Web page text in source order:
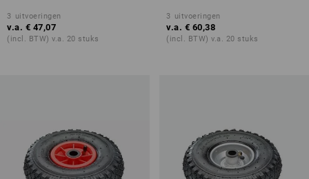
3 uitvoeringen
v.a. € 47,07
(incl. BTW) v.a. 20 stuks
3 uitvoeringen
v.a. € 60,38
(incl. BTW) v.a. 20 stuks